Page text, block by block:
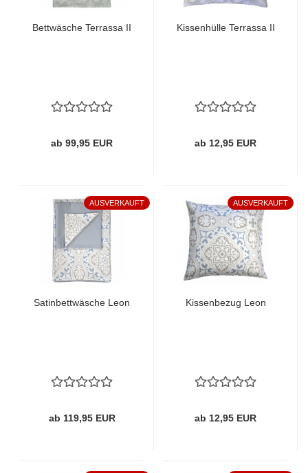
Bettwäsche Terrassa II
ab 99,95 EUR
Kissenhülle Terrassa II
ab 12,95 EUR
AUSVERKAUFT
Satinbettwäsche Leon
ab 119,95 EUR
AUSVERKAUFT
Kissenbezug Leon
ab 12,95 EUR